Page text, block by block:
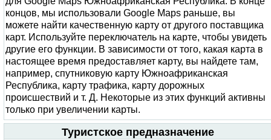
концов, мы использовали Google Maps раньше, вы
можете найти качественную карту от другого поставщика
карт. Используйте переключатель на карте, чтобы увидеть
другие его функции. В зависимости от того, какая карта в
настоящее время предоставляет карту, вы найдете там,
например, спутниковую карту Южноафриканская
Республика, карту трафика, карту дорожных
происшествий и т. Д. Некоторые из этих функций активны
только при увеличении карты.
Туристское предназначение